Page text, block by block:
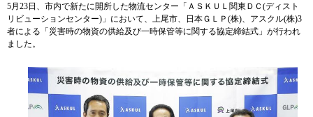
5月23日、市内で新たに開所した物流センター「ＡＳＫＵＬ関東ＤＣ(ディスト
リビューションセンター)」において、上尾市、日本ＧＬＰ(株)、アスクル(株)3
者による「災害時の物資の供給及び一時保管等に関する協定締結式」が行われ
ました。